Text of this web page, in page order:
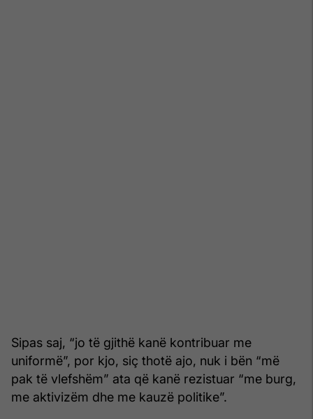
Sipas saj, “jo të gjithë kanë kontribuar me
uniformë”, por kjo, siç thotë ajo, nuk i bën “më
pak të vlefshëm” ata që kanë rezistuar “me burg,
me aktivizëm dhe me kauzë politike”.